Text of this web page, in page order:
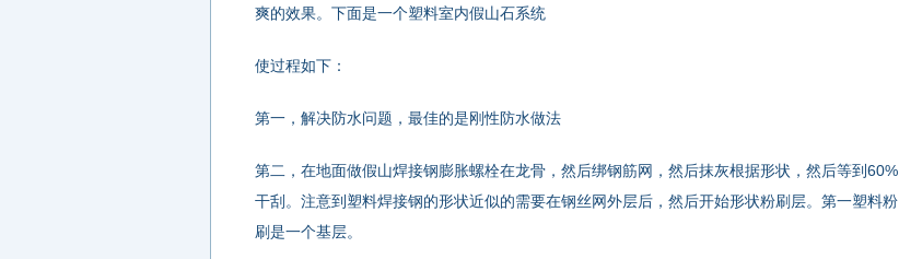
爽的效果。下面是一个塑料室内假山石系统
使过程如下：
第一，解决防水问题，最佳的是刚性防水做法
第二，在地面做假山焊接钢膨胀螺栓在龙骨，然后绑钢筋网，然后抹灰根据形状，然后等到60%
干刮。注意到塑料焊接钢的形状近似的需要在钢丝网外层后，然后开始形状粉刷层。第一塑料粉
刷是一个基层。